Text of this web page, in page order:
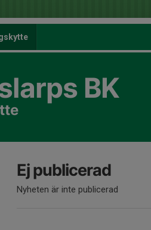
BK
Ej publicerad
Nyheten är inte publicerad